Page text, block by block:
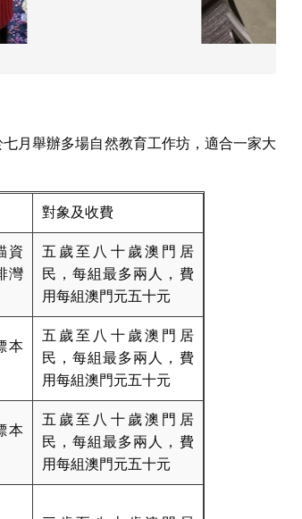
月舉辦多場自然教育工作坊，適合一家大
對象及收費
資
灣
五歲至八十歲澳門居
民，每組最多兩人，費
用每組澳門元五十元
本
五歲至八十歲澳門居
民，每組最多兩人，費
用每組澳門元五十元
本
五歲至八十歲澳門居
民，每組最多兩人，費
用每組澳門元五十元